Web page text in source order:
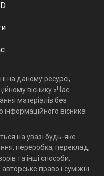
на даному ресурсі,
віснику «Час
матеріалів без
вісника
на увазі будь-яке
переробка, переклад,
та інші способи,
право і суміжні